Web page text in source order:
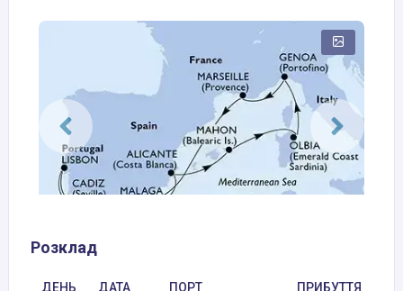
Розклад
ДЕНЬ ДАТА ПОРТ ПРИБУТТЯ